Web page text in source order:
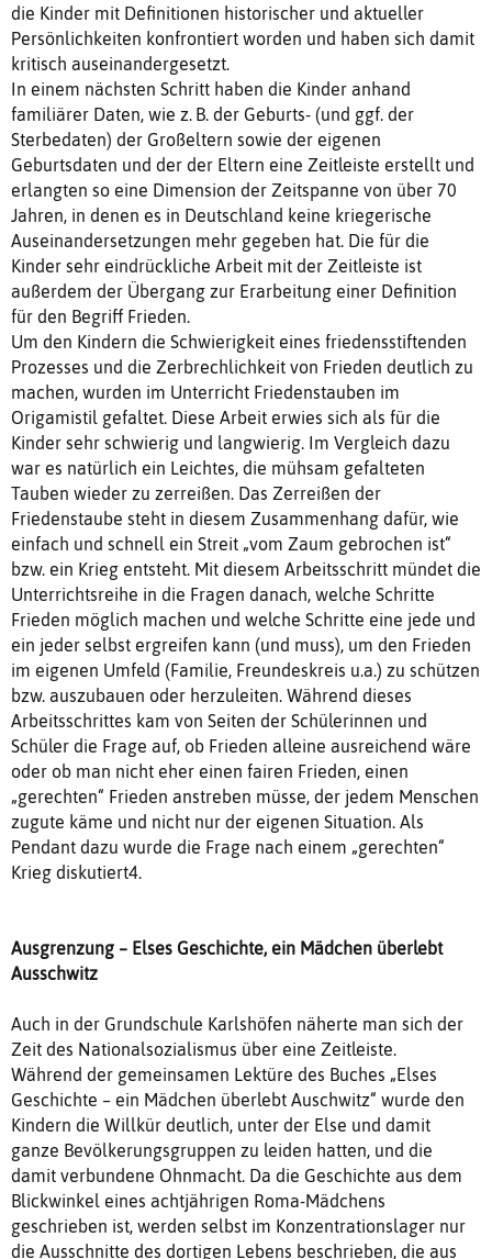
die Kinder mit Definitionen historischer und aktueller
Persönlichkeiten konfrontiert worden und haben sich damit
kritisch auseinandergesetzt.
In einem nächsten Schritt haben die Kinder anhand
familiärer Daten, wie z. B. der Geburts- (und ggf. der
Sterbedaten) der Großeltern sowie der eigenen
Geburtsdaten und der der Eltern eine Zeitleiste erstellt und
erlangten so eine Dimension der Zeitspanne von über 70
Jahren, in denen es in Deutschland keine kriegerische
Auseinandersetzungen mehr gegeben hat. Die für die
Kinder sehr eindrückliche Arbeit mit der Zeitleiste ist
außerdem der Übergang zur Erarbeitung einer Definition
für den Begriff Frieden.
Um den Kindern die Schwierigkeit eines friedensstiftenden
Prozesses und die Zerbrechlichkeit von Frieden deutlich zu
machen, wurden im Unterricht Friedenstauben im
Origamistil gefaltet. Diese Arbeit erwies sich als für die
Kinder sehr schwierig und langwierig. Im Vergleich dazu
war es natürlich ein Leichtes, die mühsam gefalteten
Tauben wieder zu zerreißen. Das Zerreißen der
Friedenstaube steht in diesem Zusammenhang dafür, wie
einfach und schnell ein Streit „vom Zaum gebrochen ist“
bzw. ein Krieg entsteht. Mit diesem Arbeitsschritt mündet die
Unterrichtsreihe in die Fragen danach, welche Schritte
Frieden möglich machen und welche Schritte eine jede und
ein jeder selbst ergreifen kann (und muss), um den Frieden
im eigenen Umfeld (Familie, Freundeskreis u.a.) zu schützen
bzw. auszubauen oder herzuleiten. Während dieses
Arbeitsschrittes kam von Seiten der Schülerinnen und
Schüler die Frage auf, ob Frieden alleine ausreichend wäre
oder ob man nicht eher einen fairen Frieden, einen
„gerechten“ Frieden anstreben müsse, der jedem Menschen
zugute käme und nicht nur der eigenen Situation. Als
Pendant dazu wurde die Frage nach einem „gerechten“
Krieg diskutiert4.
Ausgrenzung – Elses Geschichte, ein Mädchen überlebt
Ausschwitz
Auch in der Grundschule Karlshöfen näherte man sich der
Zeit des Nationalsozialismus über eine Zeitleiste.
Während der gemeinsamen Lektüre des Buches „Elses
Geschichte – ein Mädchen überlebt Auschwitz“ wurde den
Kindern die Willkür deutlich, unter der Else und damit
ganze Bevölkerungsgruppen zu leiden hatten, und die
damit verbundene Ohnmacht. Da die Geschichte aus dem
Blickwinkel eines achtjährigen Roma-Mädchens
geschrieben ist, werden selbst im Konzentrationslager nur
die Ausschnitte des dortigen Lebens beschrieben, die aus